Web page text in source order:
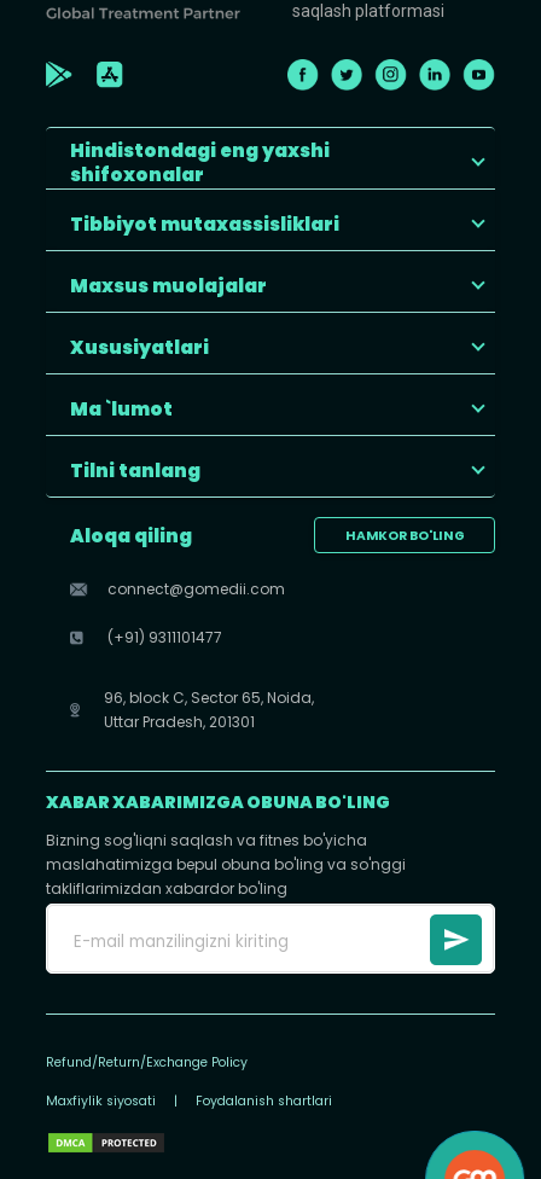
saqlash platformasi
Hindistondagi eng yaxshi
shifoxonalar
Tibbiyot mutaxassisliklari
Maxsus muolajalar
Xususiyatlari
Ma `lumot
Tilni tanlang
HAMKOR BO'LING
Aloqa qiling
connect@gomedii.com
(+91) 9311101477
96, block C, Sector 65, Noida,
Uttar Pradesh, 201301
XABAR XABARIMIZGA OBUNA BO'LING
Bizning sog'liqni saqlash va fitnes bo'yicha
maslahatimizga bepul obuna bo'ling va so'nggi
takliflarimizdan xabardor bo'ling
Refund/Return/Exchange Policy
Maxfiylik siyosati | Foydalanish shartlari